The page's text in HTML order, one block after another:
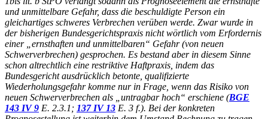
und unmittelbare Gefahr, dass die beschuldigte Person ein
gleichartiges schweres Verbrechen verüben werde. Zwar wurde in
der bisherigen Bundesgerichtspraxis nicht wörtlich vom Erfordernis
einer „ernsthaften und unmittelbaren“ Gefahr (von neuen
Schwerverbrechen) gesprochen. Es bestand aber in diesem Sinne
schon altrechtlich eine restriktive Haftpraxis, indem das
Bundesgericht ausdrücklich betonte, qualifizierte
Wiederholungsgefahr komme nur in Frage, wenn das Risiko von
neuen Schwerverbrechen als „untragbar hoch“ erschiene (BGE
143 IV 9 E. 2.3.1; 137 IV 13 E. 3 f.). Bei der konkreten